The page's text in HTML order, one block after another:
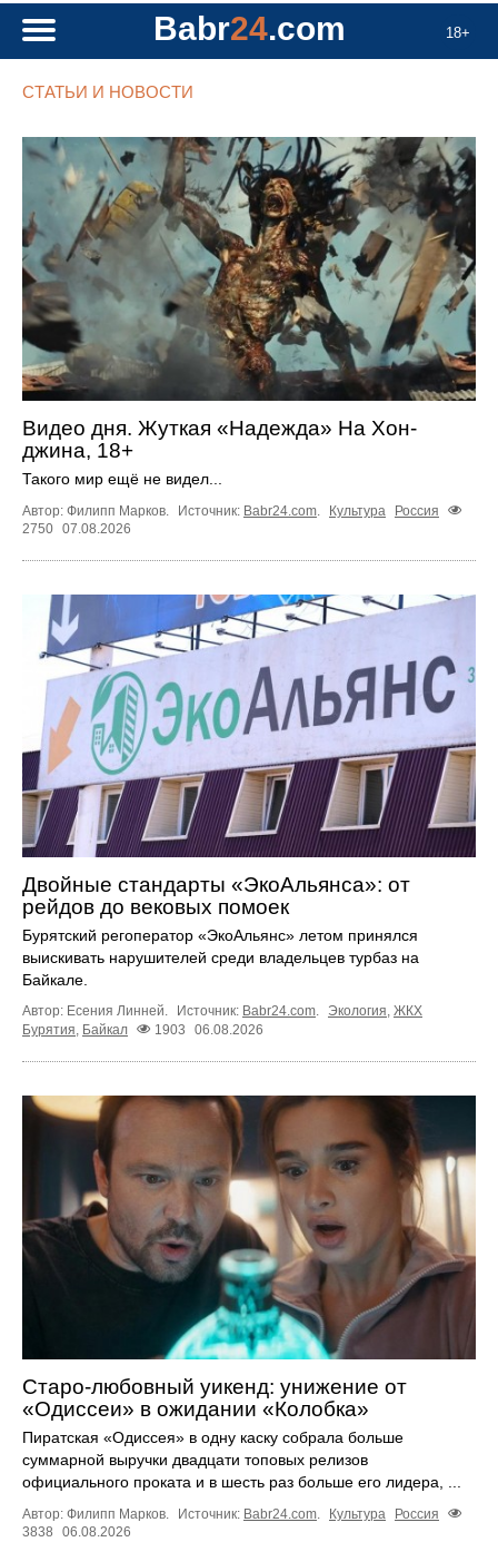
18+
Babr24.com
СТАТЬИ И НОВОСТИ
Видео дня. Жуткая «Надежда» На Хон-
джина, 18+
Такого мир ещё не видел...
Автор: Филипп Марков. Источник: Babr24.com Культура
Россия
2750 07.08.2026
Двойные стандарты «ЭкоАльянса»: от
рейдов до вековых помоек
Бурятский регоператор «ЭкоАльянс» летом принялся
выискивать нарушителей среди владельцев турбаз на
Байкале.
Автор: Есения Линней. Источник: Babr24.com. Экология, ЖКХ
Бурятия, Байкал 1903 06.08.2026
Старо-любовный уикенд: унижение от
«Одиссеи» в ожидании «Колобка»
Пиратская «Одиссея» в одну каску собрала больше
суммарной выручки двадцати топовых релизов
официального проката и в шесть раз больше его лидера, ...
Автор: Филипп Марков. Источник: Babr24.com. Культура
Россия
3838
06.08.2026